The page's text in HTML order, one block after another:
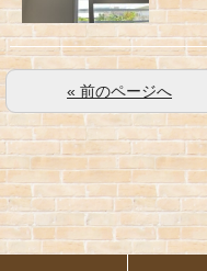
« 前のページへ